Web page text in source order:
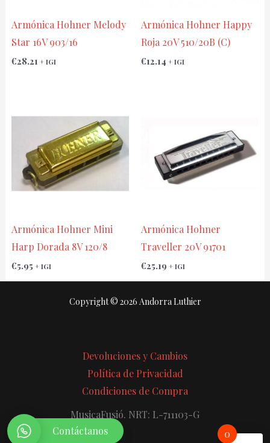
Armónica Hohner Melody
Star 16V 903/16
€28.21 + IGI
Armónica Hohner Happy
Roja 20V 510/20B (C)
€12.14 + IGI
Armónica Hohner Mini
Harp Dorada 8V 120/8
€5.95 + IGI
Armónica Hohner
Traveller 20V 91701
€25.19 + IGI
Copyright © 2026 Andorra Luthier
Devoluciones y Cambios
Política de Privacidad
Condiciones de Compra
MusicaFusió. NRT: L-711103-G
0
Contáctanos